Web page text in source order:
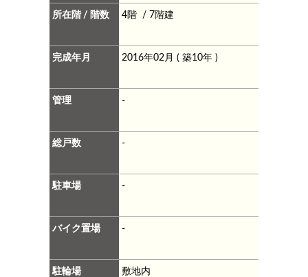
所在階 / 階数 4階 / 7階建
完成年月 2016年02月 ( 築10年 )
管理 -
総戸数 -
駐車場 -
バイク置場 -
駐輪場 敷地内